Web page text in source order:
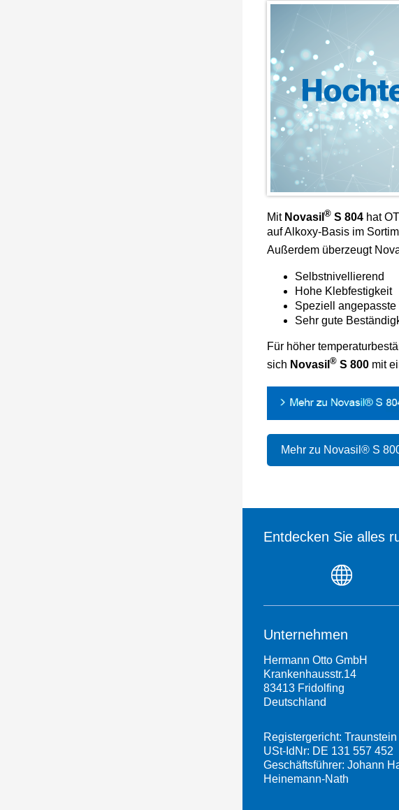
Mit Novasil ® S 804 hat
auf Alkoxy-Basis im
Außerdem überzeugt
Selbstnivellierend
Hohe Klebfestigkeit
Speziell
Sehr gute
Für höher
sich Novasil ® S 800 mit
Mehr zu Novasil® S
Entdecken Sie alles
Unternehmen
Hermann Otto GmbH
Krankenhausstr.14
83413 Fridolfing
Deutschland
Registergericht:
USt-IdNr: DE 131 557 452
Geschäftsführer: Johann
Heinemann-Nath